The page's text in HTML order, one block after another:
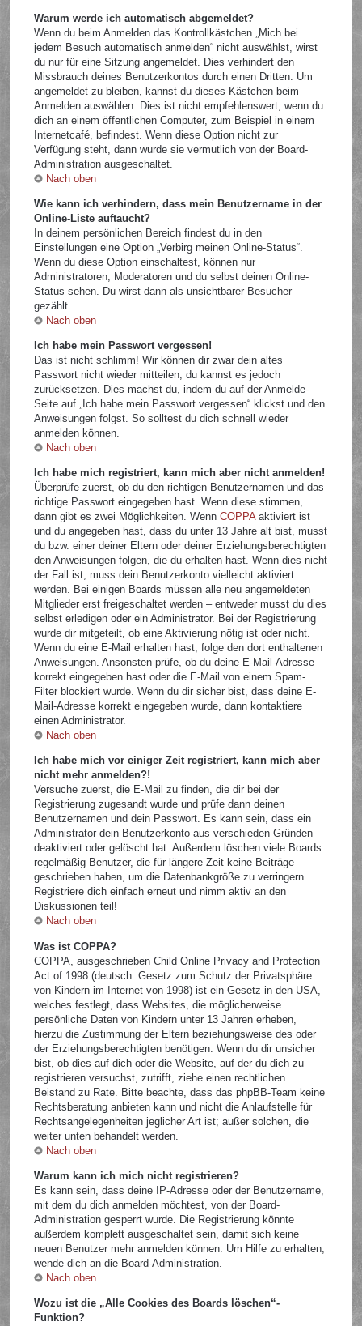
Warum werde ich automatisch abgemeldet?
Wenn du beim Anmelden das Kontrollkästchen „Mich bei
jedem Besuch automatisch anmelden“ nicht auswählst, wirst
du nur für eine Sitzung angemeldet. Dies verhindert den
Missbrauch deines Benutzerkontos durch einen Dritten. Um
angemeldet zu bleiben, kannst du dieses Kästchen beim
Anmelden auswählen. Dies ist nicht empfehlenswert, wenn du
dich an einem öffentlichen Computer, zum Beispiel in einem
Internetcafé, befindest. Wenn diese Option nicht zur
Verfügung steht, dann wurde sie vermutlich von der Board-
Administration ausgeschaltet.
Nach oben
Wie kann ich verhindern, dass mein Benutzername in der
Online-Liste auftaucht?
In deinem persönlichen Bereich findest du in den
Einstellungen eine Option „Verbirg meinen Online-Status“.
Wenn du diese Option einschaltest, können nur
Administratoren, Moderatoren und du selbst deinen Online-
Status sehen. Du wirst dann als unsichtbarer Besucher
gezählt.
Nach oben
Ich habe mein Passwort vergessen!
Das ist nicht schlimm! Wir können dir zwar dein altes
Passwort nicht wieder mitteilen, du kannst es jedoch
zurücksetzen. Dies machst du, indem du auf der Anmelde-
Seite auf „Ich habe mein Passwort vergessen“ klickst und den
Anweisungen folgst. So solltest du dich schnell wieder
anmelden können.
Nach oben
Ich habe mich registriert, kann mich aber nicht anmelden!
Überprüfe zuerst, ob du den richtigen Benutzernamen und das
richtige Passwort eingegeben hast. Wenn diese stimmen,
dann gibt es zwei Möglichkeiten. WennCOPPAaktiviert ist
und du angegeben hast, dass du unter 13 Jahre alt bist, musst
du bzw. einer deiner Eltern oder deiner Erziehungsberechtigten
den Anweisungen folgen, die du erhalten hast. Wenn dies nicht
der Fall ist, muss dein Benutzerkonto vielleicht aktiviert
werden. Bei einigen Boards müssen alle neu angemeldeten
Mitglieder erst freigeschaltet werden – entweder musst du dies
selbst erledigen oder ein Administrator. Bei der Registrierung
wurde dir mitgeteilt, ob eine Aktivierung nötig ist oder nicht.
Wenn du eine E-Mail erhalten hast, folge den dort enthaltenen
Anweisungen. Ansonsten prüfe, ob du deine E-Mail-Adresse
korrekt eingegeben hast oder die E-Mail von einem Spam-
Filter blockiert wurde. Wenn du dir sicher bist, dass deine E-
Mail-Adresse korrekt eingegeben wurde, dann kontaktiere
einen Administrator.
Nach oben
Ich habe mich vor einiger Zeit registriert, kann mich aber
nicht mehr anmelden?!
Versuche zuerst, die E-Mail zu finden, die dir bei der
Registrierung zugesandt wurde und prüfe dann deinen
Benutzernamen und dein Passwort. Es kann sein, dass ein
Administrator dein Benutzerkonto aus verschieden Gründen
deaktiviert oder gelöscht hat. Außerdem löschen viele Boards
regelmäßig Benutzer, die für längere Zeit keine Beiträge
geschrieben haben, um die Datenbankgröße zu verringern.
Registriere dich einfach erneut und nimm aktiv an den
Diskussionen teil!
Nach oben
Was ist COPPA?
COPPA, ausgeschrieben Child Online Privacy and Protection
Act of 1998 (deutsch: Gesetz zum Schutz der Privatsphäre
von Kindern im Internet von 1998) ist ein Gesetz in den USA,
welches festlegt, dass Websites, die möglicherweise
persönliche Daten von Kindern unter 13 Jahren erheben,
hierzu die Zustimmung der Eltern beziehungsweise des oder
der Erziehungsberechtigten benötigen. Wenn du dir unsicher
bist, ob dies auf dich oder die Website, auf der du dich zu
registrieren versuchst, zutrifft, ziehe einen rechtlichen
Beistand zu Rate. Bitte beachte, dass das phpBB-Team keine
Rechtsberatung anbieten kann und nicht die Anlaufstelle für
Rechtsangelegenheiten jeglicher Art ist; außer solchen, die
weiter unten behandelt werden.
Nach oben
Warum kann ich mich nicht registrieren?
Es kann sein, dass deine IP-Adresse oder der Benutzername,
mit dem du dich anmelden möchtest, von der Board-
Administration gesperrt wurde. Die Registrierung könnte
außerdem komplett ausgeschaltet sein, damit sich keine
neuen Benutzer mehr anmelden können. Um Hilfe zu erhalten,
wende dich an die Board-Administration.
Nach oben
Wozu ist die „Alle Cookies des Boards löschen“-
Funktion?